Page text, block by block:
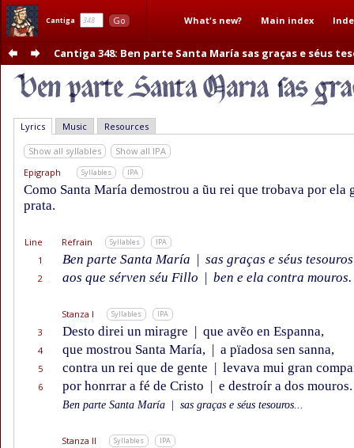
Cantiga Go What's new? Main index
Cantiga 348: Ben parte Santa María sas graças e séus
Lyrics Music Resources
Show all syllables
Show all IPA
Epigraph
Syllables IPA
Como Santa María demostrou a ũu rei que trobava por ela
prata.
Line Refrain Syllables IPA
1 Ben parte Santa María | sas graças e séus tesouros
2 aos que sérven séu Fillo | ben e ela contra mouros.
Stanza I Syllables IPA
3 Desto direi un miragre | que avẽo en Espanna,
4 que mostrou Santa María, | a pïadosa sen sanna,
5 contra un rei que de gente | levava mui gran
6 por honrrar a fé de Cristo | e destroír a dos mouros.
Ben parte Santa María sas graças e séus tesouros...
Stanza II Syllables IPA